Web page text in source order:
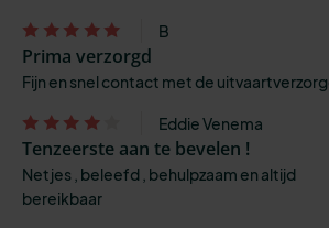
B
Prima verzorgd
Fijn en snel contact met de
Eddie Venema
Tenzeerste aan te bevelen !
Netjes , beleefd , behulpzaam en altijd
bereikbaar